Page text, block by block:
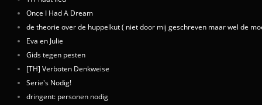
Once I Had A Dream
de theorie over de huppelkut ( niet door mij geschreven maar wel de
Eva en Julie
Gids tegen pesten
[TH] Verboten Denkweise
Serie's Nodig!
dringent: personen nodig